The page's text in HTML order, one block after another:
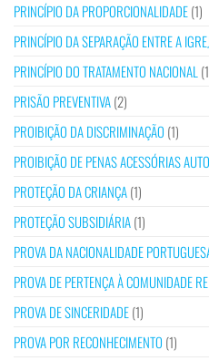
PRINCÍPIO DA PROPORCIONALIDADE(1)
PRINCÍPIO DA SEPARAÇÃO ENTRE A
PRINCÍPIO DO TRATAMENTO NACIONAL
PRISÃO PREVENTIVA(2)
PROIBIÇÃO DA DISCRIMINAÇÃO (1)
PROIBIÇÃO DE PENAS ACESSÓRIAS
PROTEÇÃO DA CRIANÇA(1)
PROTEÇÃO SUBSIDIÁRIA(1)
PROVA DA NACIONALIDADE
PROVA DE PERTENÇA À COMUNIDADE
PROVA DE SINCERIDADE(1)
PROVA POR RECONHECIMENTO (1)